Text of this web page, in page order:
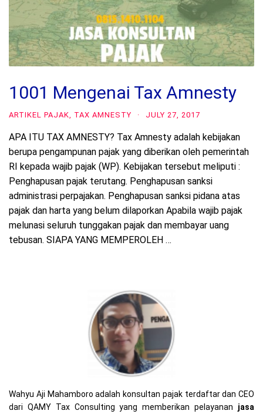
1001 Mengenai Tax Amnesty
ARTIKEL PAJAK TAX AMNESTY · JULY 27, 2017
APA ITU TAX AMNESTY? Tax Amnesty adalah kebijakan
berupa pengampunan pajak yang diberikan oleh pemerintah
RI kepada wajib pajak (WP). Kebijakan tersebut meliputi :
Penghapusan pajak terutang. Penghapusan sanksi
administrasi perpajakan. Penghapusan sanksi pidana atas
pajak dan harta yang belum dilaporkan Apabila wajib pajak
melunasi seluruh tunggakan pajak dan membayar uang
tebusan. SIAPA YANG MEMPEROLEH …
Wahyu Aji Mahamboro adalah konsultan pajak terdaftar dan CEO
dari QAMY Tax Consulting yang memberikan pelayanan jasa